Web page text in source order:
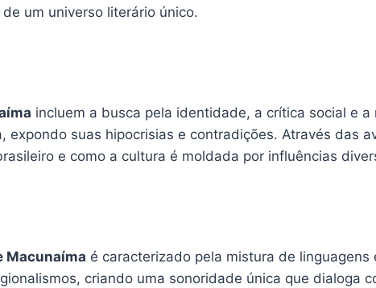
um universo literário único.
incluem a busca pela identidade, a crítica social e
expondo suas hipocrisias e contradições. Através das
e como a cultura é moldada por influências
Macunaíma é caracterizado pela mistura de
criando uma sonoridade única que dialoga